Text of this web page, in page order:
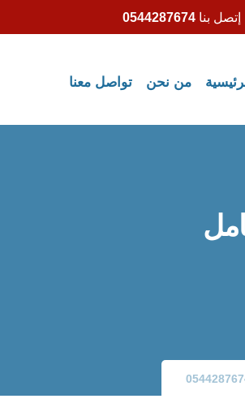
إتصل بنا 0544287674
من نحن تواصل معنا